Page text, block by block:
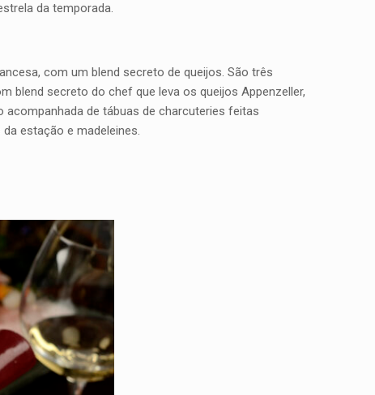
da temporada.
com um blend secreto de queijos. São três
blend secreto do chef que leva os queijos Appenzeller,
acompanhada de tábuas de charcuteries feitas
estação e madeleines.